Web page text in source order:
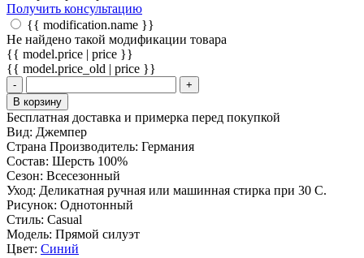
Получить консультацию
{{ modification.name }}
Не найдено такой модификации товара
{{ model.price | price }}
{{ model.price_old | price }}
-
+
В корзину
Бесплатная доставка и примерка перед покупкой
Вид: Джемпер
Страна Производитель: Германия
Состав: Шерсть 100%
Сезон: Всесезонный
Уход: Деликатная ручная или машинная стирка при 30 С.
Рисунок: Однотонный
Стиль: Casual
Модель: Прямой силуэт
Цвет: Синий